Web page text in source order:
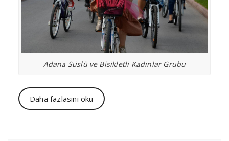
Adana Süslü ve Bisikletli Kadınlar Grubu
Daha fazlasını oku